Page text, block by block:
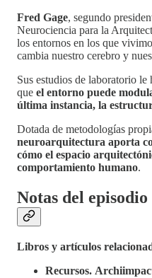
Fred Gage, segundo
Neurociencia para la
los entornos en los que
cambia nuestro cerebro y
Sus estudios de laboratorio
que el entorno puede
última instancia, la
Dotada de metodologías
neuroarquitectura aporta
cómo el espacio
comportamiento humano.
Notas del episodio
Libros y artículos
Recursos.